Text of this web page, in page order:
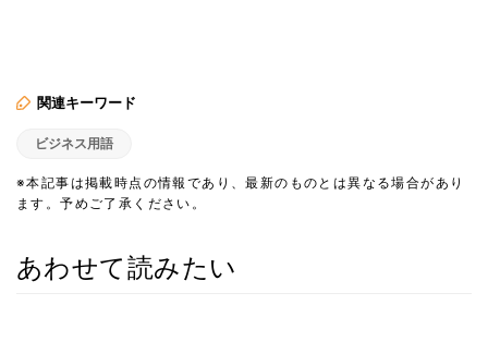
関連キーワード
ビジネス用語
※本記事は掲載時点の情報であり、最新のものとは異なる場合があり
ます。予めご了承ください。
あわせて読みたい